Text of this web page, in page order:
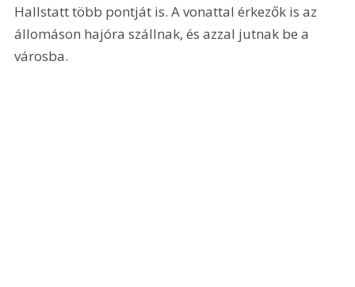
Hallstatt több pontját is. A vonattal érkezők is az
állomáson hajóra szállnak, és azzal jutnak be a
városba.